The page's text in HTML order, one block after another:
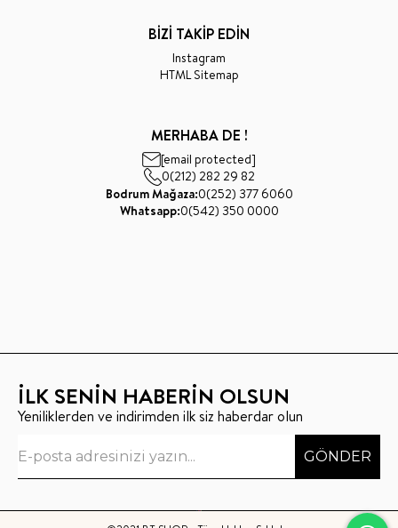
BİZİ TAKİP EDİN
Instagram
HTML Sitemap
MERHABA DE !
[email protected]
0(212) 282 29 82
Bodrum Mağaza:0(252) 377 6060
Whatsapp:0(542) 350 0000
İLK SENİN HABERİN OLSUN
Yeniliklerden ve indirimden ilk siz haberdar olun
GÖNDER